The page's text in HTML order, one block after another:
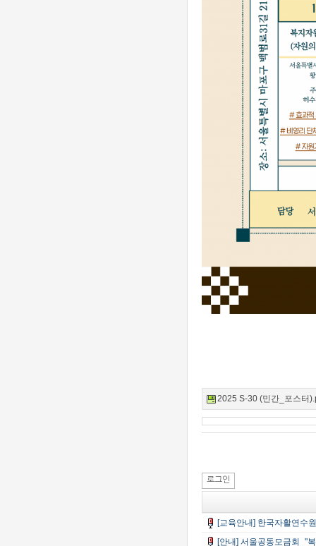
2025 S-30 (민간_포스터
로그인
[교육안내] 한국자활연수
[안내] 서울공동모금회_"